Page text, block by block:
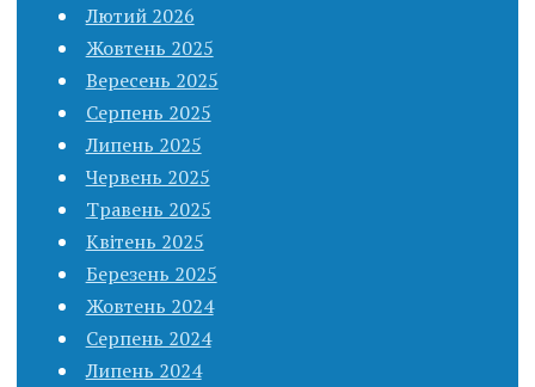
Лютий 2026
Жовтень 2025
Вересень 2025
Серпень 2025
Липень 2025
Червень 2025
Травень 2025
Квітень 2025
Березень 2025
Жовтень 2024
Серпень 2024
Липень 2024